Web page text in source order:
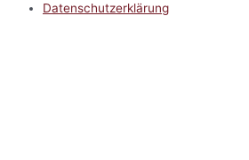
Datenschutzerklärung